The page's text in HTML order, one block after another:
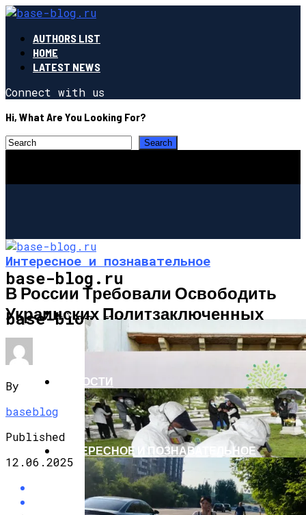
AUTHORS LIST
HOME
LATEST NEWS
Connect with us
Hi, What Are You Looking For?
base-blog.ru
base-blog.ru
ЭКОНОМИКА И ПОЛИТИКА
НОВОСТИ
ИНТЕРЕСНОЕ И ПОЗНАВАТЕЛЬНОЕ
Интересное и познавательное
В России Требовали Освободить
Украинских Политзаключенных
By
baseblog
Published
12.06.2025